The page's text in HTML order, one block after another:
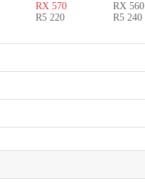
RX 570 RX 560
R5 220 R5 240